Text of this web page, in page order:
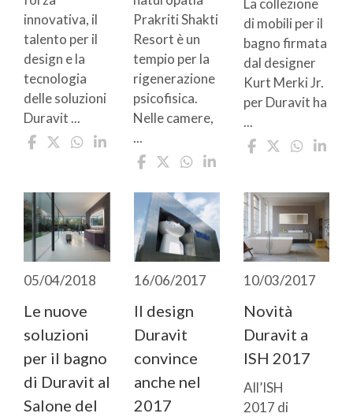
innovativa, il
talento per il
design e la
tecnologia
delle soluzioni
Duravit ...
Prakriti Shakti
Resort è un
tempio per la
rigenerazione
psicofisica.
Nelle camere,
...
La collezione
di mobili per il
bagno firmata
dal designer
Kurt Merki Jr.
per Duravit ha
...
05/04/2018
Le nuove
soluzioni
per il bagno
di Duravit al
Salone del
16/06/2017
Il design
Duravit
convince
anche nel
2017
10/03/2017
Novità
Duravit a
ISH 2017
All’ISH
2017 di